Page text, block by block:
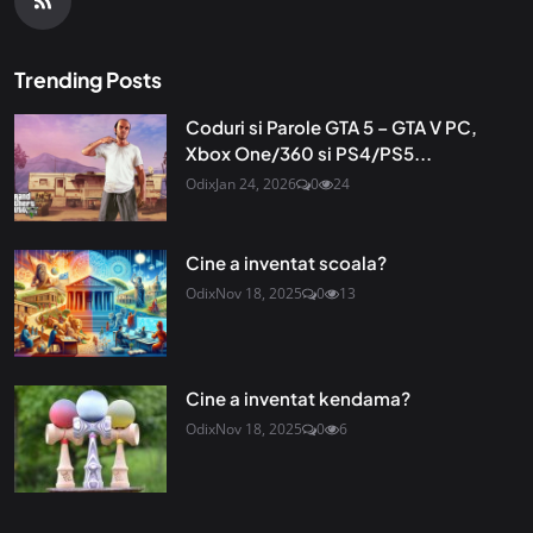
Trending Posts
Coduri si Parole GTA 5 – GTA V PC,
Xbox One/360 si PS4/PS5...
OdixJan 24, 2026 0 24
Cine a inventat scoala?
OdixNov 18, 2025 0 13
Cine a inventat kendama?
OdixNov 18, 2025 0 6